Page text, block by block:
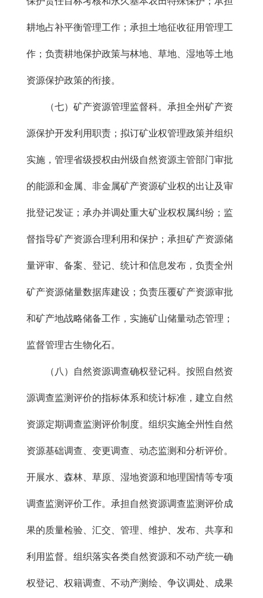
耕地占补平衡管理工作；承担土地征收征用管理工
作；负责耕地保护政策与林地、草地、湿地等土地
资源保护政策的衔接。
（七）矿产资源管理监督科。承担全州矿产资
源保护开发利用职责；拟订矿业权管理政策并组织
实施，管理省级授权由州级自然资源主管部门审批
的能源和金属、非金属矿产资源矿业权的出让及审
批登记发证；承办并调处重大矿业权权属纠纷；监
督指导矿产资源合理利用和保护；承担矿产资源储
量评审、备案、登记、统计和信息发布，负责全州
矿产资源储量数据库建设；负责压覆矿产资源审批
和矿产地战略储备工作，实施矿山储量动态管理；
监督管理古生物化石。
（八）自然资源调查确权登记科。按照自然资
源调查监测评价的指标体系和统计标准，建立自然
资源定期调查监测评价制度。组织实施全州性自然
资源基础调查、变更调查、动态监测和分析评价。
开展水、森林、草原、湿地资源和地理国情等专项
调查监测评价工作。承担自然资源调查监测评价成
果的质量检验、汇交、管理、维护、发布、共享和
利用监督。组织落实各类自然资源和不动产统一确
权登记、权籍调查、不动产测绘、争议调处、成果